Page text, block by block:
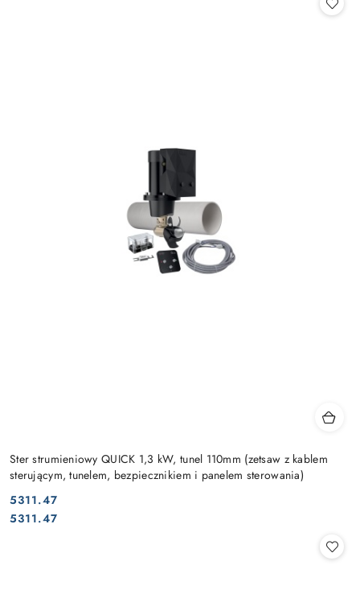
Ster strumieniowy QUICK 1,3 kW, tunel 110mm (zetsaw z kablem
sterującym, tunelem, bezpiecznikiem i panelem sterowania)
Cena:
5311.47
Cena:
5311.47